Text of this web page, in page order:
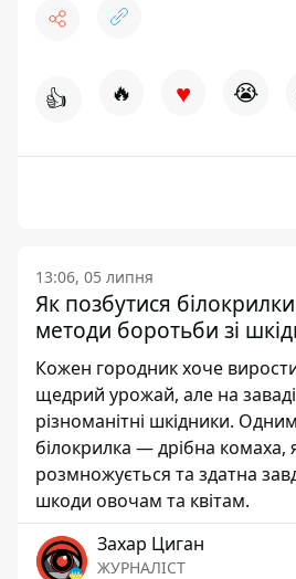
👍 🔥 ♥ 😭
13:06, 05 липня
Як позбутися
методи боротьби зі
Кожен городник хоче
щедрий урожай, але на
різноманітні шкідники.
білокрилка — дрібна комаха,
розмножується та здатна
шкоди овочам та квітам.
Захар Циган
ЖУРНАЛІСТ